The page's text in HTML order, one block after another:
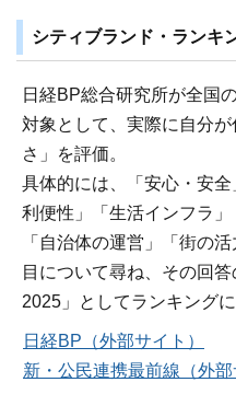
シティブランド・ランキ
日経BP総合研究所が全国
対象として、実際に自分
さ」を評価。
具体的には、「安心・安
利便性」「生活インフラ」
「自治体の運営」「街の
目について尋ね、その回
2025」としてランキングに
日経BP（外部サイト）
新・公民連携最前線（外部